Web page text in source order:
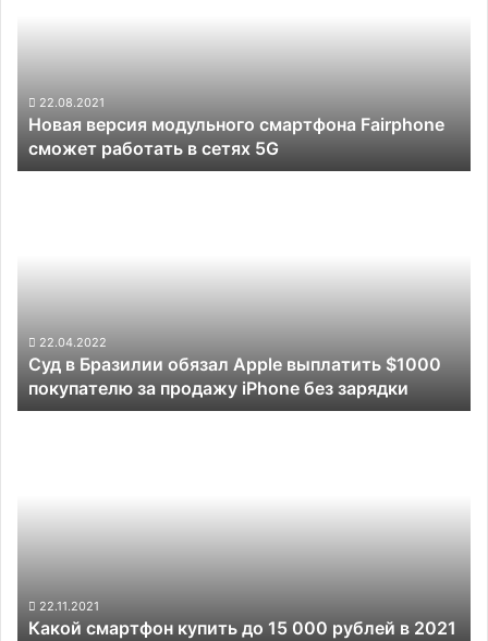
сетях
5G
22.08.2021
Новая версия модульного смартфона Fairphone
сможет работать в сетях 5G
покупателю
за
продажу
iPhone
22.04.2022
Суд в Бразилии обязал Apple выплатить $1000
покупателю за продажу iPhone без зарядки
202122.11.2021
Какой смартфон купить до 15 000 рублей в 2021